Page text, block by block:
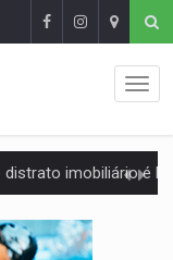
Veja as mais de 200 ações de Marcos
em PVH e transforma Aramix